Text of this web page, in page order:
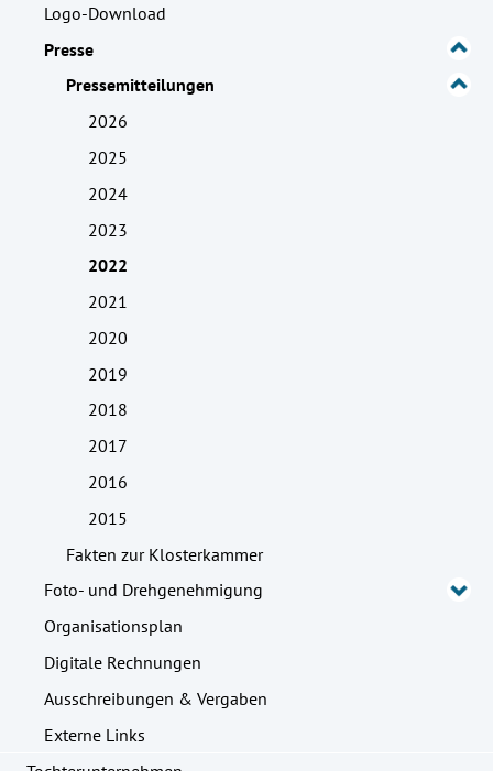
Logo-Download
Presse
Pressemitteilungen
2026
2025
2024
2023
2022
2021
2020
2019
2018
2017
2016
2015
Fakten zur Klosterkammer
Foto- und Drehgenehmigung
Organisationsplan
Digitale Rechnungen
Ausschreibungen & Vergaben
Externe Links